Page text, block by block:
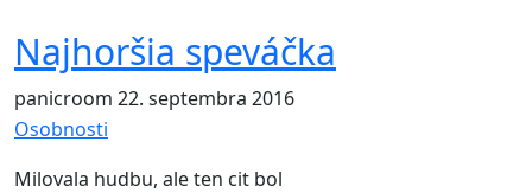
Najhoršia speváčka
panicroom 22. septembra 2016
Osobnosti
Milovala hudbu, ale ten cit bol